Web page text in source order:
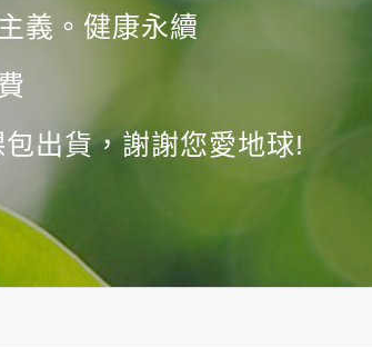
義。健康永續
出貨，謝謝您愛地球!